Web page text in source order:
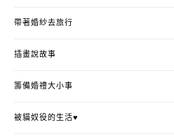
帶著婚紗去旅行
插畫說故事
籌備婚禮大小事
被貓奴役的生活♥